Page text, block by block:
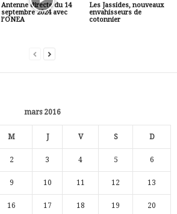
Antenne directe du 14
septembre 2024 avec
l’ONEA
Les Jassides, nouveaux
envahisseurs de
cotonnier
mars 2016
M J V S D
2 3 4 5 6
9 10 11 12 13
16 17 18 19 20